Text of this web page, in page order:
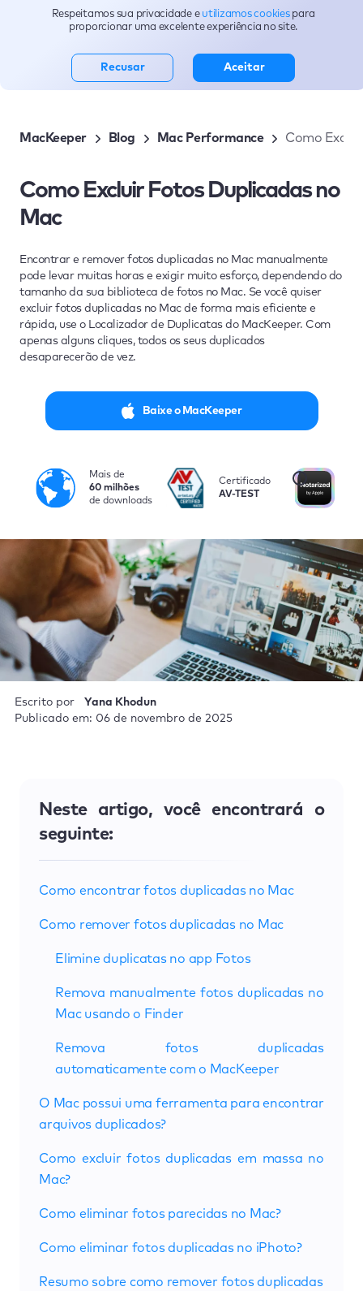
Blog
MacKeeper Blog Mac Performance Como
Como Excluir Fotos Duplicadas no
Mac
Encontrar e remover fotos duplicadas no Mac manualmente
pode levar muitas horas e exigir muito esforço, dependendo do
tamanho da sua biblioteca de fotos no Mac. Se você quiser
excluir fotos duplicadas no Mac de forma mais eficiente e
rápida, use o Localizador de Duplicatas do MacKeeper. Com
apenas alguns cliques, todos os seus duplicados
desaparecerão de vez.
Baixe o MacKeeper
Mais de
60 milhões
de downloads
i
Certificado
AV-TEST
Escrito por
Yana Khodun
Publicado em: 06 de novembro de 2025
Neste artigo, você encontrará o
seguinte:
Como encontrar fotos duplicadas no Mac
Como remover fotos duplicadas no Mac
Elimine duplicatas no app Fotos
Remova manualmente fotos duplicadas no
Mac usando o Finder
Remova fotos duplicadas
automaticamente com o MacKeeper
O Mac possui uma ferramenta para encontrar
arquivos duplicados?
Como excluir fotos duplicadas em massa no
Mac?
Como eliminar fotos parecidas no Mac?
Como eliminar fotos duplicadas no iPhoto?
Resumo sobre como remover fotos duplicadas
Respeitamos sua privacidade e utilizamos cookies para
proporcionar uma excelente experiência no site.
Recusar Aceitar